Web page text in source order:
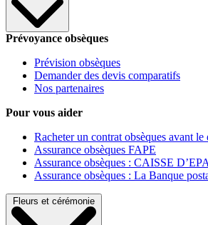
Prévoyance obsèques
Prévision obsèques
Demander des devis comparatifs
Nos partenaires
Pour vous aider
Racheter un contrat obsèques avant le
Assurance obsèques FAPE
Assurance obsèques : CAISSE
Assurance obsèques : La Banque
Fleurs et cérémonie